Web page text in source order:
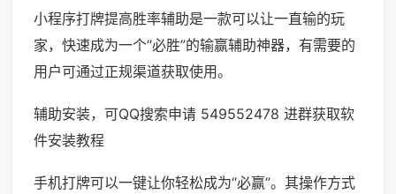
小程序打牌提高胜率辅助是一款可以让一直输的玩
家，快速成为一个“必胜”的输赢辅助神器，有需要的
用户可通过正规渠道获取使用。
辅助安装，可QQ搜索申请 549552478 进群获取软
件安装教程
手机打牌可以一键让你轻松成为“必赢”。其操作方式